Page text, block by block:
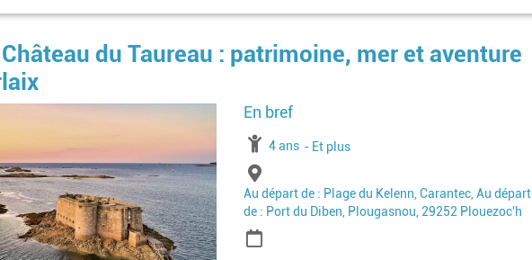
du Taureau : patrimoine, mer et aventure
Image
À partir de
4 ans Jusqu'à l'age de
Et plus
Au départ de : Plage du Kelenn, Carantec, Au départ
de : Port du Diben, Plougasnou, 29252 Plouezoc'h